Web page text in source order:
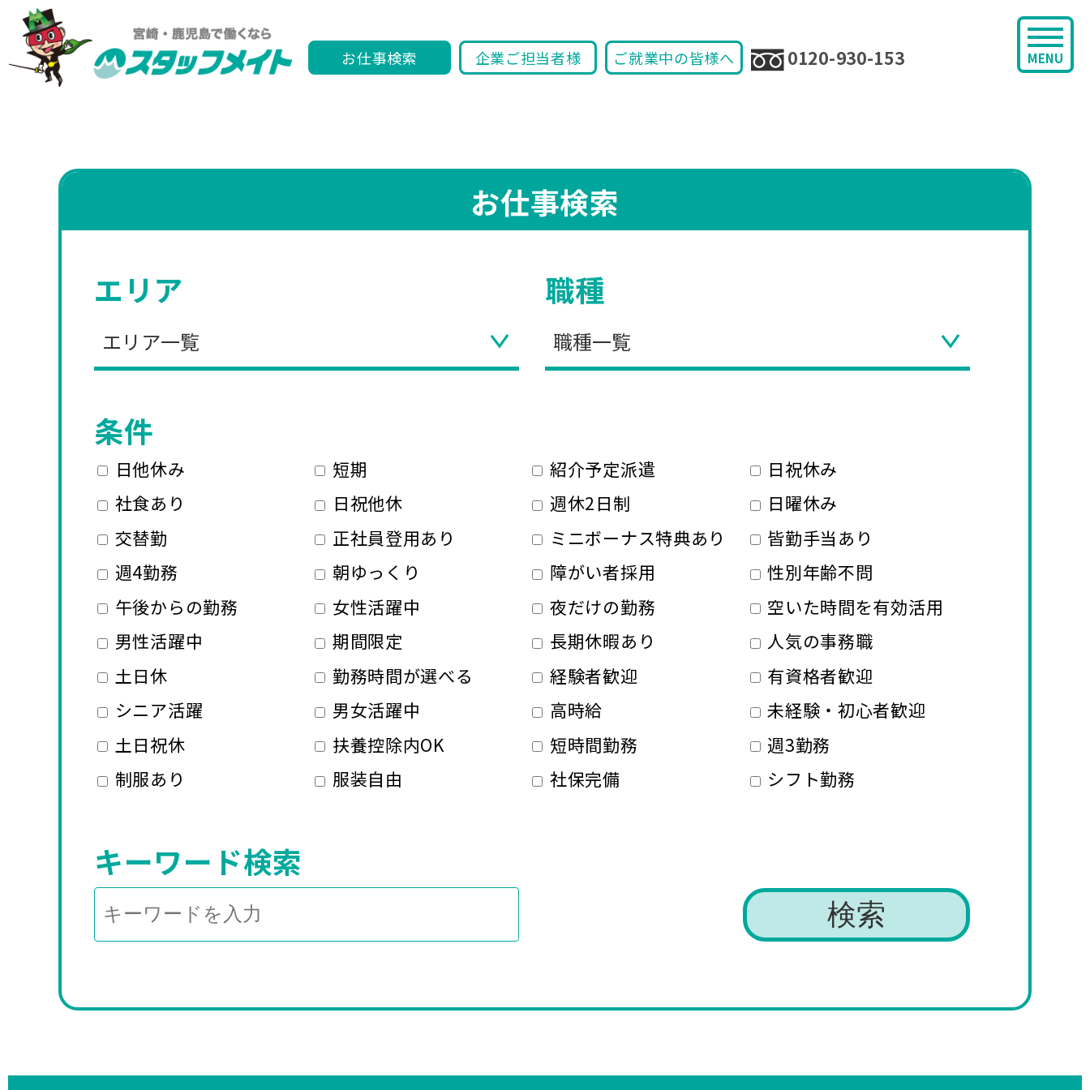
お仕事検索 企業ご担当者様 ご就業中の皆様へ 0120-930-153 MENU
お仕事検索
エリア 職種
条件
日他休み 短期 紹介予定派遣
日祝休み
社食あり
日祝他休 週休2日制
日曜休み
交替勤
正社員登用あり ミニボーナス特典あり
皆勤手当あり
週4勤務
朝ゆっくり 障がい者採用
性別年齢不問
午後からの勤務
女性活躍中 夜だけの勤務
空いた時間を有効活用
男性活躍中
期間限定 長期休暇あり
人気の事務職
土日休
勤務時間が選べる 経験者歓迎
有資格者歓迎
シニア活躍
男女活躍中 高時給
未経験・初心者歓迎
土日祝休
扶養控除内OK 短時間勤務
週3勤務
制服あり
服装自由 社保完備 シフト勤務
キーワード検索